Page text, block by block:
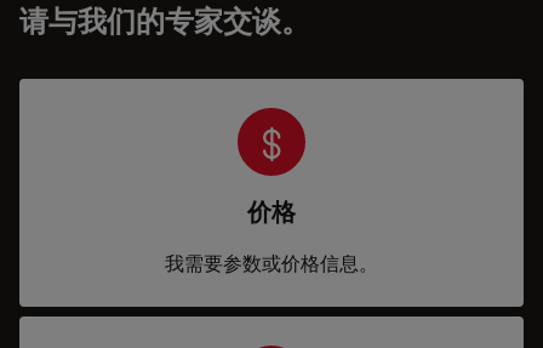
请与我们的专家交谈。
价格
我需要参数或价格信息。